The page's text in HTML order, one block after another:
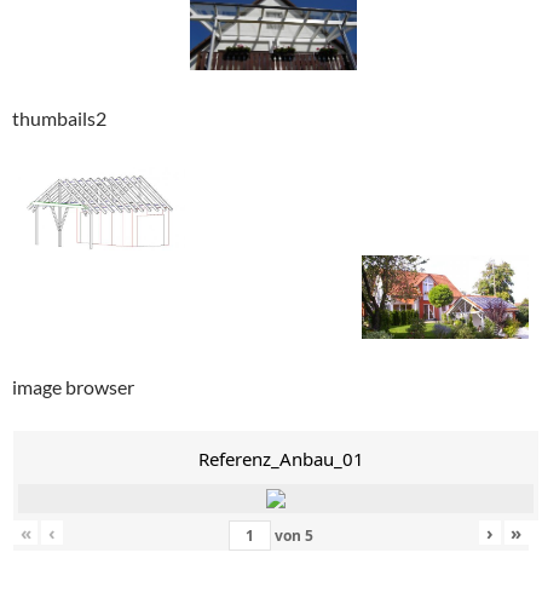
thumbails2
image browser
Referenz_Anbau_01
« ‹ von 5 › »